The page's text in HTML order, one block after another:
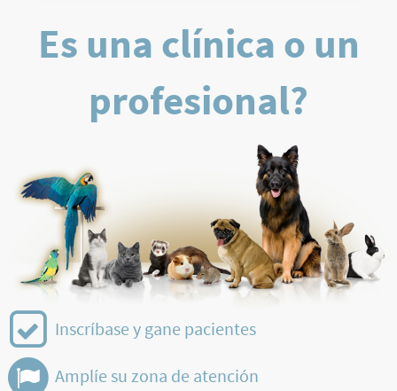
Es una clínica o un
profesional?
Inscríbase y gane pacientes
Amplíe su zona de atención